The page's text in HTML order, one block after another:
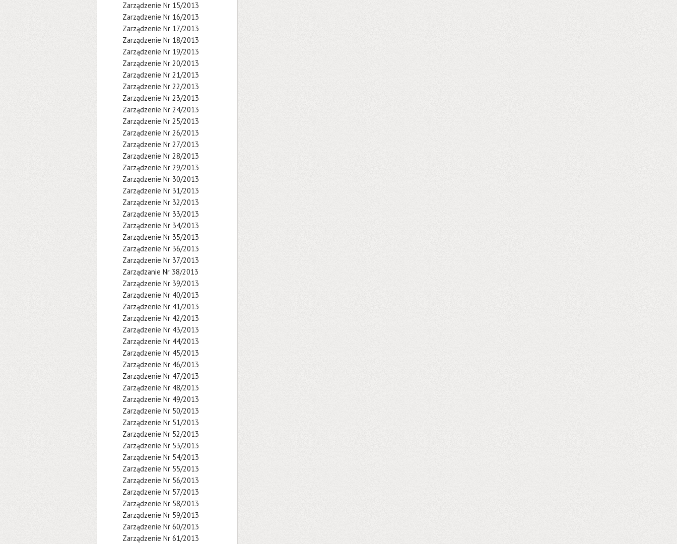
Zarządzenie Nr 15/2013
Zarządzenie Nr 16/2013
Zarządzenie Nr 17/2013
Zarządzenie Nr 18/2013
Zarządzenie Nr 19/2013
Zarządzenie Nr 20/2013
Zarządzenie Nr 21/2013
Zarządzenie Nr 22/2013
Zarządzenie Nr 23/2013
Zarządzenie Nr 24/2013
Zarządzenie Nr 25/2013
Zarządzenie Nr 26/2013
Zarządzenie Nr 27/2013
Zarządzenie Nr 28/2013
Zarządzenie Nr 29/2013
Zarządzenie Nr 30/2013
Zarządzenie Nr 31/2013
Zarządzenie Nr 32/2013
Zarządzenie Nr 33/2013
Zarządzenie Nr 34/2013
Zarządzenie Nr 35/2013
Zarządzenie Nr 36/2013
Zarządzenie Nr 37/2013
Zarządzanie Nr 38/2013
Zarządzenie Nr 39/2013
Zarządzenie Nr 40/2013
Zarządzenie Nr 41/2013
Zarządzenie Nr 42/2013
Zarządzenie Nr 43/2013
Zarządzenie Nr 44/2013
Zarządzenie Nr 45/2013
Zarządzenie Nr 46/2013
Zarządzenie Nr 47/2013
Zarządzenie Nr 48/2013
Zarządzenie Nr 49/2013
Zarządzenie Nr 50/2013
Zarządzenie Nr 51/2013
Zarządzenie Nr 52/2013
Zarządzenie Nr 53/2013
Zarządzenie Nr 54/2013
Zarządzenie Nr 55/2013
Zarządzenie Nr 56/2013
Zarządzenie Nr 57/2013
Zarządzenie Nr 58/2013
Zarządzenie Nr 59/2013
Zarządzenie Nr 60/2013
Zarządzenie Nr 61/2013